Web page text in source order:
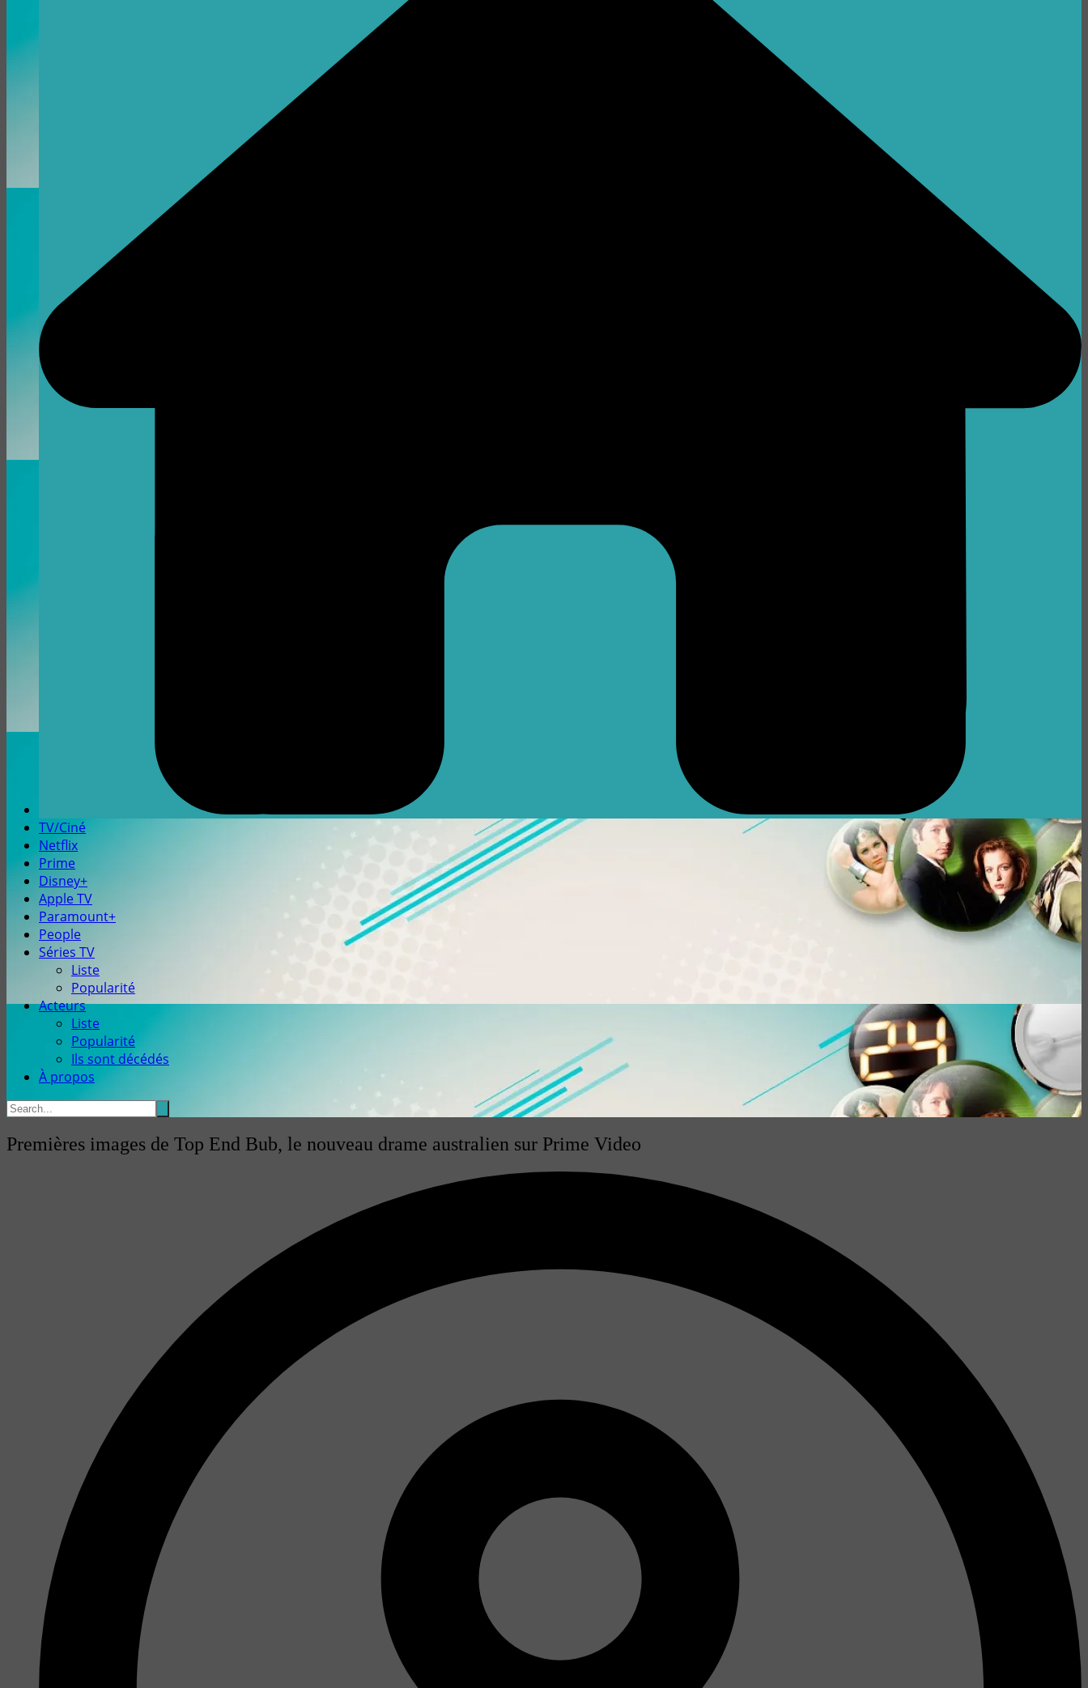
TV/Ciné
Netflix
Prime
Disney+
Apple TV
Paramount+
People
Séries TV
Liste
Popularité
Acteurs
Liste
Popularité
Ils sont décédés
À propos
Premières images de Top End Bub, le nouveau drame australien sur Prime Video